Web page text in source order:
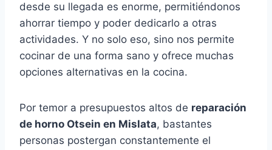
desde su llegada es enorme, permitiéndonos
ahorrar tiempo y poder dedicarlo a otras
actividades. Y no solo eso, sino nos permite
cocinar de una forma sano y ofrece muchas
opciones alternativas en la cocina.
Por temor a presupuestos altos de reparación
de horno Otsein en Mislata, bastantes
personas postergan constantemente el